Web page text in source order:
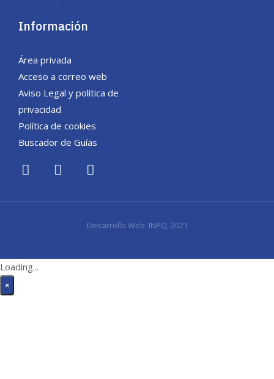
Información
Área privada
Acceso a correo web
Aviso Legal y política de
privacidad
Política de cookies
Buscador de Guías
Desarrollo Web: INPQ, 2021
Loading...
×